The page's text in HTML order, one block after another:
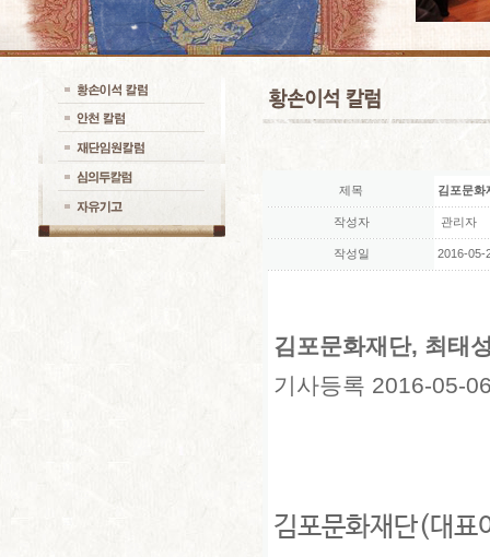
제목 김포문화
작성자 관리자
작성일 2016-05-
김포문화재단, 최태
기사등록 2016-05-
김포문화재단(대표